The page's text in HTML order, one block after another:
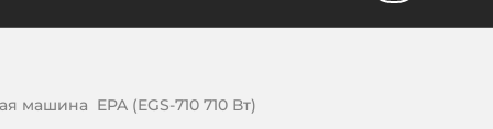
машина  EPA (EGS-710 710 Вт)